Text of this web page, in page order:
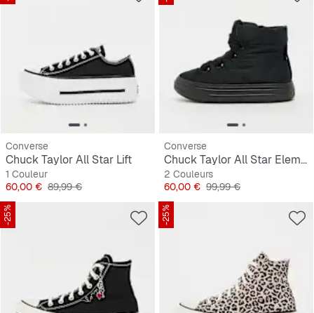
Converse
Chuck Taylor All Star Lift
1 Couleur
Prix
60,00 € Prix original
89,99 €
Converse
Chuck Taylor All Star Elements Boot
2 Couleurs
Prix
60,00 € Prix original
99,99 €
-25% -25%